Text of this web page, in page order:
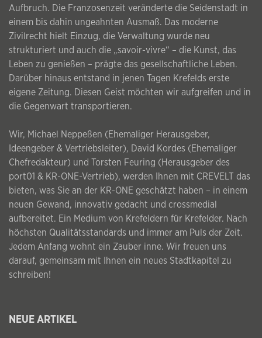
Aufbruch. Die Franzosenzeit veränderte die Seidenstadt in
einem bis dahin ungeahnten Ausmaß. Das moderne
Zivilrecht hielt Einzug, die Verwaltung wurde neu
strukturiert und auch die „savoir-vivre“ – die Kunst, das
Leben zu genießen – prägte das gesellschaftliche Leben.
Darüber hinaus entstand in jenen Tagen Krefelds erste
eigene Zeitung. Diesen Geist möchten wir aufgreifen und in
die Gegenwart transportieren.
Wir, Michael Neppeßen (Ehemaliger Herausgeber,
Ideengeber & Vertriebsleiter), David Kordes (Ehemaliger
Chefredakteur) und Torsten Feuring (Herausgeber des
port01 & KR-ONE-Vertrieb), werden Ihnen mit CREVELT das
bieten, was Sie an der KR-ONE geschätzt haben – in einem
neuen Gewand, innovativ gedacht und crossmedial
aufbereitet. Ein Medium von Krefeldern für Krefelder. Nach
höchsten Qualitätsstandards und immer am Puls der Zeit.
Jedem Anfang wohnt ein Zauber inne. Wir freuen uns
darauf, gemeinsam mit Ihnen ein neues Stadtkapitel zu
schreiben!
NEUE ARTIKEL